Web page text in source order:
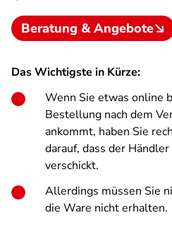
Beratung & Angebote
Das Wichtigste in Kürze:
Wenn Sie etwas online
Bestellung nach dem
ankommt, haben Sie
darauf, dass der
verschickt.
Allerdings müssen Sie
die Ware nicht erhalten.